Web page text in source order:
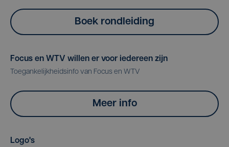
Boek rondleiding
Focus en WTV willen er voor iedereen zijn
Toegankelijkheidsinfo van Focus en WTV
Meer info
Logo's